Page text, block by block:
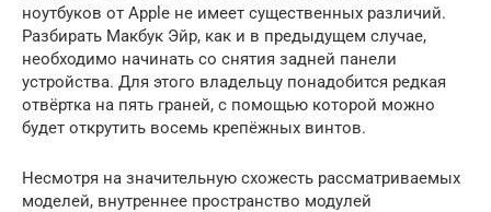
ноутбуков от Apple не имеет существенных различий.
Разбирать Макбук Эйр, как и в предыдущем случае,
необходимо начинать со снятия задней панели
устройства. Для этого владельцу понадобится редкая
отвёртка на пять граней, с помощью которой можно
будет открутить восемь крепёжных винтов.
Несмотря на значительную схожесть рассматриваемых
моделей, внутреннее пространство модулей